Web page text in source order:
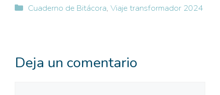
Categorías
Cuaderno de Bitácora,Viaje transformador 2024
Deja un comentario